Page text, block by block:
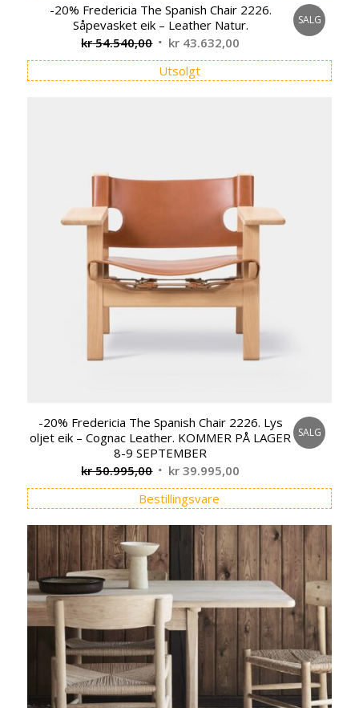
-20% Fredericia The Spanish Chair 2226.
Såpevasket eik – Leather Natur.
kr54.540,00 Opprinnelig
pris
var:
kr 43.632,00 Nåværende
pris
er:
SALG
Utsolgt
-20% Fredericia The Spanish Chair 2226. Lys
oljet eik – Cognac Leather. KOMMER PÅ LAGER
8-9 SEPTEMBER
kr50.995,00 Opprinnelig
pris
var:
kr 50.995,00.
kr 39.995,00
pris
er:
kr 39.995,00.
SALG
Bestillingsvare